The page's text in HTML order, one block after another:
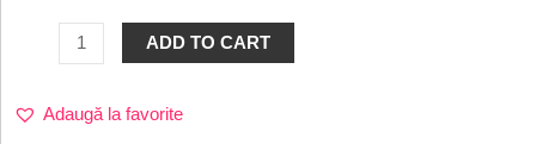
ADD TO CART
Adaugă la favorite